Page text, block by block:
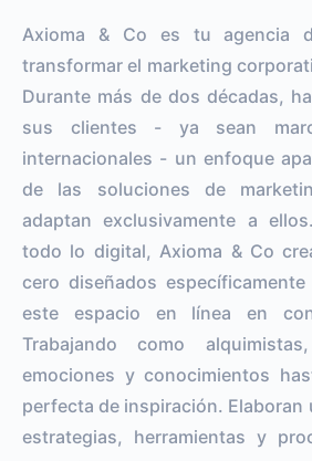
Axioma & Co es tu agencia
transformar el marketing
Durante más de dos décadas,
sus clientes - ya sean
internacionales - un enfoque
de las soluciones de
adaptan exclusivamente a
todo lo digital, Axioma & Co
cero diseñados
este espacio en línea en
Trabajando como
emociones y conocimientos
perfecta de inspiración. Elaboran
estrategias, herramientas y